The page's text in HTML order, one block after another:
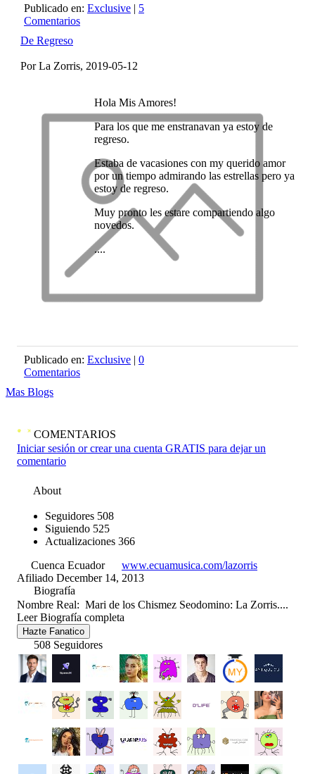
Publicado en: Exclusive | 5
Comentarios
De Regreso
Por La Zorris, 2019-05-12
Hola Mis Amores!
Para los que me enstranavan ya estoy de
regreso.
Estaba de vacasiones con my querido amor
por un tiempo admirando las estrellas pero ya
estoy de regreso.
Muy pronto les estare compartiendo algo
novedos.
....
Publicado en: Exclusive | 0
Comentarios
Mas Blogs
COMENTARIOS
Iniciar sesión or crear una cuenta GRATIS para dejar un
comentario
About
Seguidores 508
Siguiendo 525
Actualizaciones 366
Cuenca Ecuador
www.ecuamusica.com/lazorris
Afiliado December 14, 2013
Biografía
Nombre Real: Mari de los Chismez Seodomino: La Zorris....
Leer Biografía completa
Hazte Fanatico
508 Seguidores